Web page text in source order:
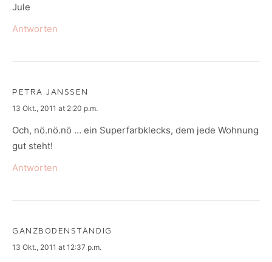
Jule
Antworten
PETRA JANSSEN
says:
13 Okt., 2011 at 2:20 p.m.
Och, nö.nö.nö … ein Superfarbklecks, dem jede Wohnung
gut steht!
Antworten
GANZBODENSTÄNDIG
says:
13 Okt., 2011 at 12:37 p.m.